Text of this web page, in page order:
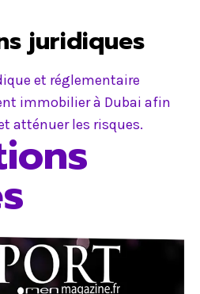
juridiques
et réglementaire
immobilier à Dubai afin
atténuer les risques.